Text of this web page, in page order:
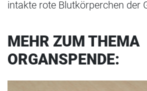
intakte rote Blutkörperchen der
MEHR ZUM THEMA
ORGANSPENDE: